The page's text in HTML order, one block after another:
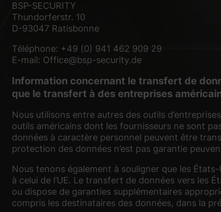
BSP-SECURITY
Thundorferstr. 10
D-93047 Ratisbonne
Téléphone: +49 (0) 941 462 909 29
E-mail: Office@bsp-security.de
Information concernant le transfert de
que le transfert à des entreprises
Nous utilisons entre autres des outils
outils américains dont les fournisseurs ne sont
données à caractère personnel peuvent être
protection des données n’est pas garantie
Nous tenons également à souligner que les
à celui de l’UE. Le transfert de données vers les
ou dispose de garanties supplémentaires
compris les destinataires des données, dans la